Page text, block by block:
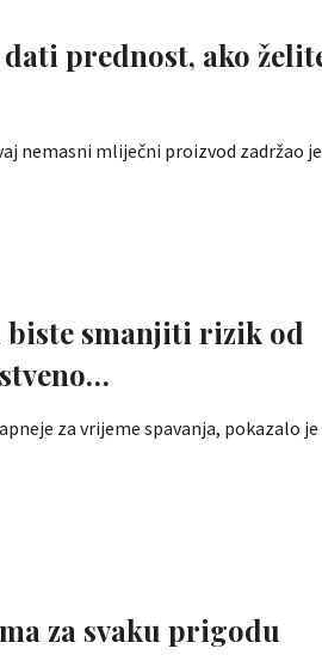
prednost, ako
nemasni mliječni proizvod zadržao je
smanjiti rizik od
za vrijeme spavanja, pokazalo je
za svaku prigodu